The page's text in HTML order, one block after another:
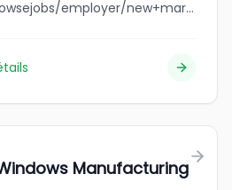
jobbank.gc.ca/browsejobs/employer/new+mars+dairy+ltd/ca
Manufacturing